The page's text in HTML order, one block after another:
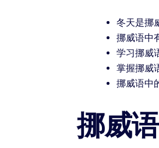
冬天是挪
挪威语中
学习挪威
掌握挪威
挪威语中
挪威